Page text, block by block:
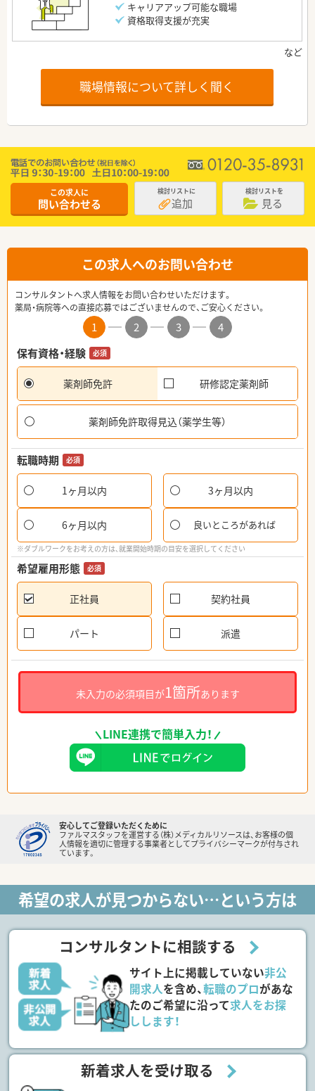
キャリアアップ可能な職場
資格取得支援が充実
職場情報について詳しく聞く
この求人に
問い合わせる
検討リストに
追加
検討リストを
見る
この求人へのお問い合わせ
コンサルタントへ求人情報をお問い合わせいただけます。
薬局・病院等への直接応募ではございませんので、ご安心ください。
1 2 3
4
保有資格・経験
必須
薬剤師免許 研修認定薬剤師
薬剤師免許取得見込（薬学生等）
転職時期 必須
1ヶ月以内 3ヶ月以内
6ヶ月以内 良いところがあれば
※ダブルワークをお考えの方は、就業開始時期の目安を選択してください
希望雇用形態 必須
正社員 契約社員
パート 派遣
未入力の必須項目が1箇所あります
LINE連携で簡単入力！
安心してご登録いただくために
ファルマスタッフを運営する（株）メディカルリソースは、お客様の個
人情報を適切に管理する事業者としてプライバシーマークが付与され
ています。
希望の求人が見つからない…という方は
コンサルタントに相談する
サイト上に掲載していない非公
開求人を含め、転職のプロがあな
たのご希望に沿って求人をお探
しします！
新着求人を受け取る